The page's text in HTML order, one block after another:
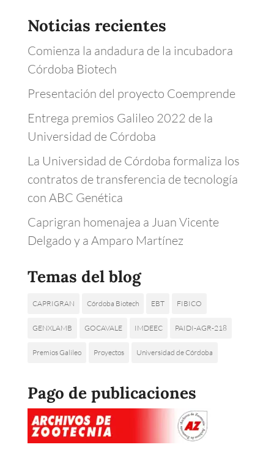
Noticias recientes
Comienza la andadura de la incubadora
Córdoba Biotech
Presentación del proyecto Coemprende
Entrega premios Galileo 2022 de la
Universidad de Córdoba
La Universidad de Córdoba formaliza los
contratos de transferencia de tecnología
con ABC Genética
Caprigran homenajea a Juan Vicente
Delgado y a Amparo Martínez
Temas del blog
CAPRIGRAN Córdoba Biotech EBT FIBICO
GENXLAMB GOCAVALE IMDEEC PAIDI-AGR-218
Premios Galileo Proyectos Universidad de Córdoba
Pago de publicaciones